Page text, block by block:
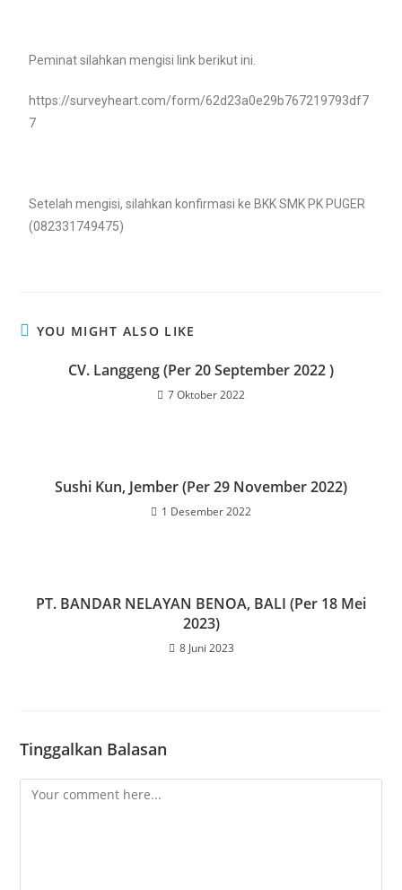
Peminat silahkan mengisi link berikut ini.
https://surveyheart.com/form/62d23a0e29b767219793df7
7
Setelah mengisi, silahkan konfirmasi ke BKK SMK PK PUGER
(082331749475)
YOU MIGHT ALSO LIKE
CV. Langgeng (Per 20 September 2022 )
7 Oktober 2022
Sushi Kun, Jember (Per 29 November 2022)
1 Desember 2022
PT. BANDAR NELAYAN BENOA, BALI (Per 18 Mei
2023)
8 Juni 2023
Tinggalkan Balasan